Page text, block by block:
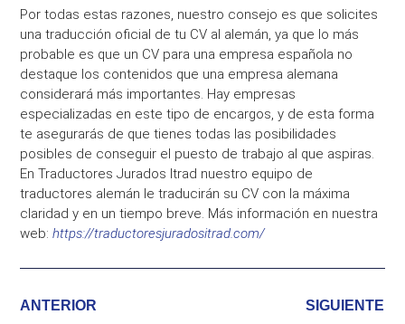
Por todas estas razones, nuestro consejo es que solicites
una traducción oficial de tu CV al alemán, ya que lo más
probable es que un CV para una empresa española no
destaque los contenidos que una empresa alemana
considerará más importantes. Hay empresas
especializadas en este tipo de encargos, y de esta forma
te asegurarás de que tienes todas las posibilidades
posibles de conseguir el puesto de trabajo al que aspiras.
En Traductores Jurados Itrad nuestro equipo de
traductores alemán le traducirán su CV con la máxima
claridad y en un tiempo breve. Más información en nuestra
web:https://traductoresjuradositrad.com/
ANTERIOR SIGUIENTE